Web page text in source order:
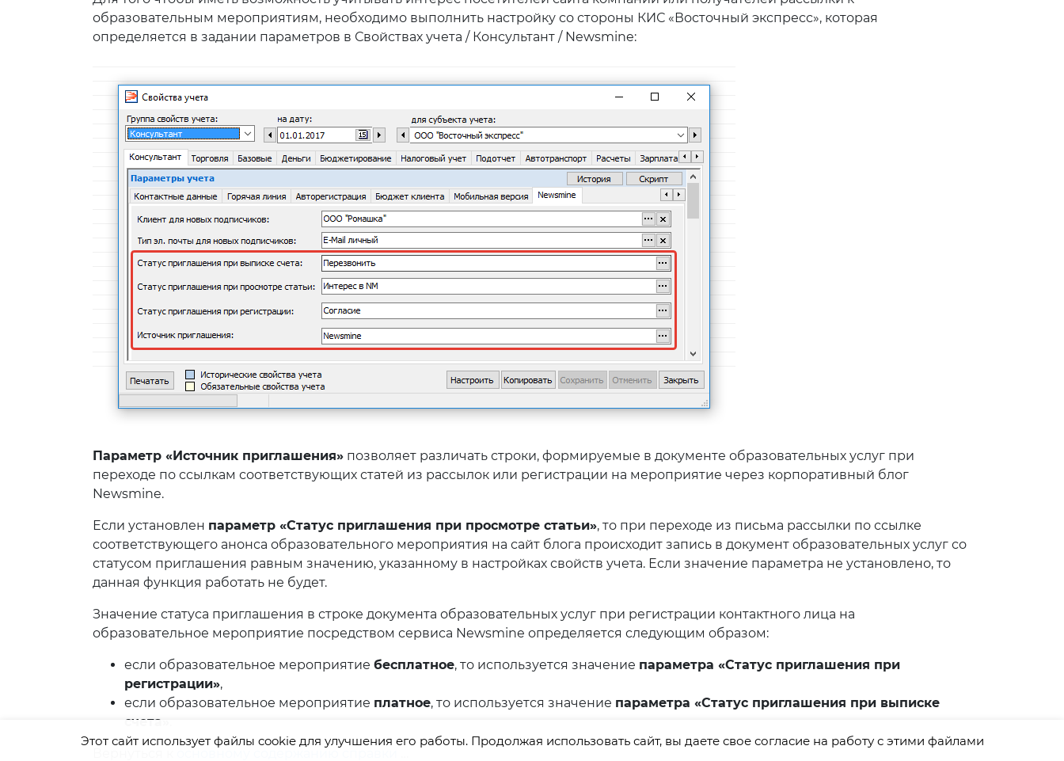
образовательным мероприятиям, необходимо выполнить настройку со стороны КИС «Восточный экспресс», которая
определяется в задании параметров в Свойствах учета / Консультант / Newsmine:
Параметр «Источник приглашения» позволяет различать строки, формируемые в документе образовательных услуг при
переходе по ссылкам соответствующих статей из рассылок или регистрации на мероприятие через корпоративный блог
Newsmine.
Если установлен параметр «Статус приглашения при просмотре статьи», то при переходе из письма рассылки по ссылке
соответствующего анонса образовательного мероприятия на сайт блога происходит запись в документ образовательных услуг со
статусом приглашения равным значению, указанному в настройках свойств учета. Если значение параметра не установлено, то
данная функция работать не будет.
Значение статуса приглашения в строке документа образовательных услуг при регистрации контактного лица на
образовательное мероприятие посредством сервиса Newsmine определяется следующим образом:
если образовательное мероприятие бесплатное, то используется значение параметра «Статус приглашения при
регистрации»,
если образовательное мероприятие платное, то используется значение параметра «Статус приглашения при выписке
счета»
Этот сайт использует файлы cookie для улучшения его работы. Продолжая использовать сайт, вы даете свое согласие на работу с этими файлами